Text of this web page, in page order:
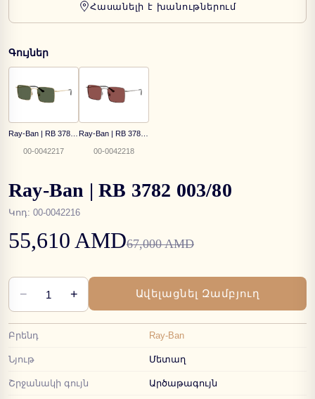
Հասանելի է խանութներում
Գույներ
00-0042217 00-0042218
Ray-Ban | RB 3782 003/80
Կոդ: 00-0042216
55,610 AMD67,000 AMD
− 1 + Ավելացնել Զամբյուղ
Բրենդ Ray-Ban
Նյութ Մետաղ
Շրջանակի գույն Արծաթագույն